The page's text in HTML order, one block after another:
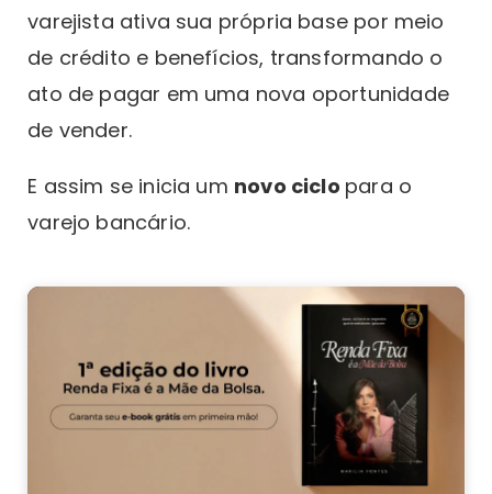
varejista ativa sua própria base por meio
de crédito e benefícios, transformando o
ato de pagar em uma nova oportunidade
de vender.
E assim se inicia um novo ciclo para o
varejo bancário.